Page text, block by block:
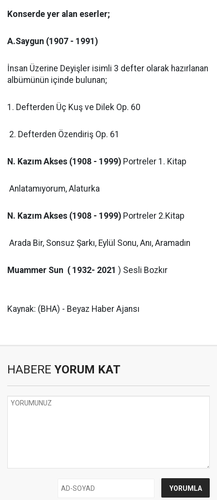
Konserde yer alan eserler;
A.Saygun (1907 - 1991)
İnsan Üzerine Deyişler isimli 3 defter olarak hazırlanan
albümünün içinde bulunan;
1. Defterden Üç Kuş ve Dilek Op. 60
2. Defterden Özendiriş Op. 61
N. Kazım Akses (1908 - 1999) Portreler 1. Kitap
Anlatamıyorum, Alaturka
N. Kazım Akses (1908 - 1999) Portreler 2.Kitap
Arada Bir, Sonsuz Şarkı, Eylül Sonu, Anı, Aramadın
Muammer Sun ( 1932- 2021 ) Sesli Bozkır
Kaynak: (BHA) - Beyaz Haber Ajansı
HABERE YORUM KAT